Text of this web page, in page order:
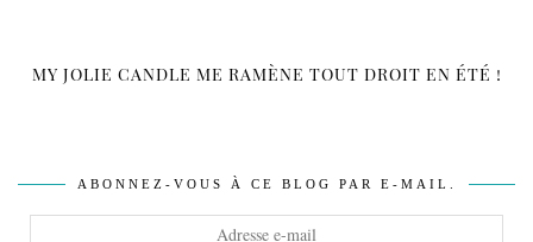
MY JOLIE CANDLE ME RAMÈNE TOUT DROIT EN ÉTÉ !
ABONNEZ-VOUS À CE BLOG PAR E-MAIL.